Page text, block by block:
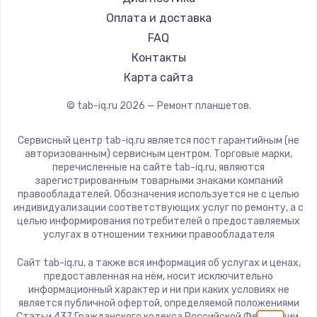
Заказать
Замена шим-контроллера
3900 руб.
Заказать
1040 руб.
Заказать
Ремонт петель крышки
1195 руб.
Замена динамиков
1350 руб.
Dell
HP
Getac
ZTE
CHUWI
Оплата и доставка
FAQ
Контакты
Карта сайта
© tab-iq.ru 2026 — Ремонт планшетов.
Сервисный центр tab-iq.ru является пост гарантийным (не
авторизованным) сервисным центром. Торговые марки,
перечисленные на сайте tab-iq.ru, являются
зарегистрированным товарными знаками компаний
правообладателей. Обозначения используется не с целью
индивидуализации соответствующих услуг по ремонту, а с
целью информирования потребителей о предоставляемых
услугах в отношении техники правообладателя
Сайт tab-iq.ru, а также вся информация об услугах и ценах,
предоставленная на нём, носит исключительно
информационный характер и ни при каких условиях не
является публичной офертой, определяемой положениями